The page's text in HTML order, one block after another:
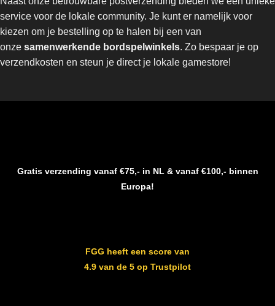
service voor de lokale community. Je kunt er namelijk voor
kiezen om je bestelling op te halen bij een van
onze samenwerkende bordspelwinkels. Zo bespaar je op
verzendkosten en steun je direct je lokale gamestore!
Gratis verzending vanaf €75,- in NL & vanaf €100,- binnen
Europa!
FGG heeft een score van
4.9 van de 5 op Trustpilot